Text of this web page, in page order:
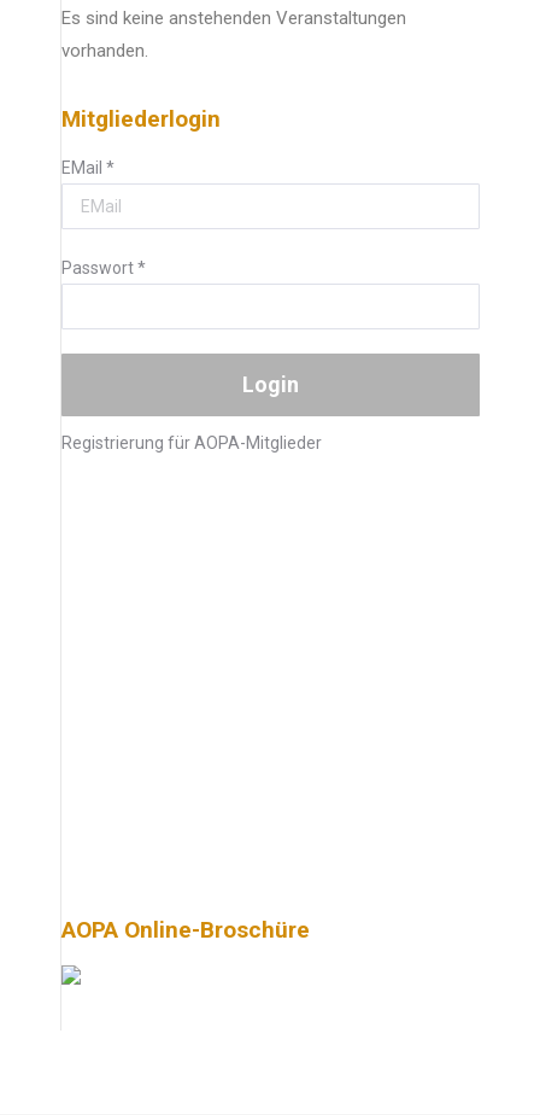
Es sind keine anstehenden Veranstaltungen
vorhanden.
Mitgliederlogin
EMail *
Passwort*
Registrierung für AOPA-Mitglieder
AOPA Online-Broschüre